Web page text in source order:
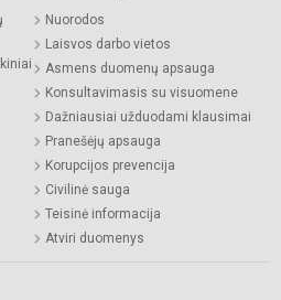
Nuorodos
Laisvos darbo vietos
Asmens duomenų apsauga
Konsultavimasis su visuomene
Dažniausiai užduodami klausimai
Pranešėjų apsauga
Korupcijos prevencija
Civilinė sauga
Teisinė informacija
Atviri duomenys